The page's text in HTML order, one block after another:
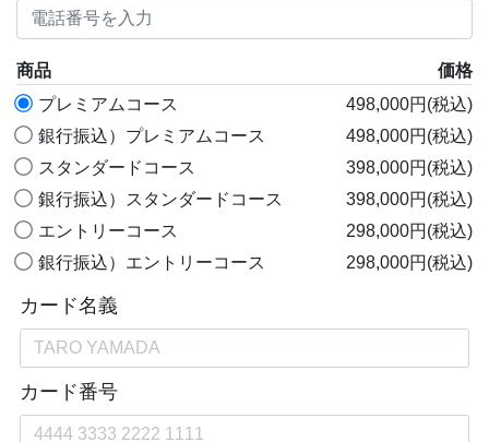
商品
価格
プレミアムコース
498,000円(税込)
銀行振込）プレミアムコース
498,000円(税込)
スタンダードコース
398,000円(税込)
銀行振込）スタンダードコース
398,000円(税込)
エントリーコース
298,000円(税込)
銀行振込）エントリーコース
298,000円(税込)